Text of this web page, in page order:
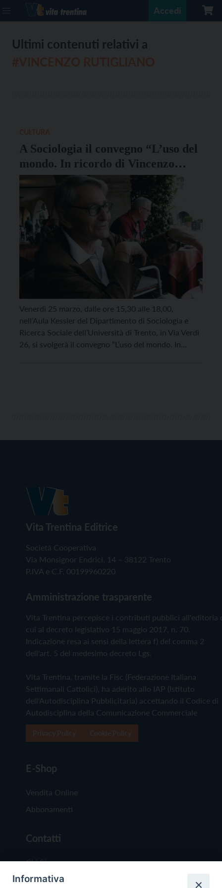
Accedi
Ultimi contenuti relativi a
A Sociologia il convegno “L’uso del
mondo. In ricordo di Vincenzo
Rutigliano”
Venerdì 25 marzo, dalle ore 15,30 alle 18,00,
nell’Aula Kessler del Dipartimento di Sociologia e
Ricerca Sociale dell’Università di Trento, in Via Verdi
26, si svolgerà il convegno “L’uso del mondo. In
Vita Trentina Editrice
Società Cooperativa
Via Monsignor Endrici, 14 – 38122 Trento
P.IVA e C.F. 00199960220
Amministrazione trasparente
Vita Trentina percepisce i contributi pubblici all'editoria
cui al decreto legislativo 15 maggio 2017, n. 70.
Indicazione resa ai sensi della lettera f) del comma 2
dell'art. 5 del medesimo decreto Lgs.
Vita Trentina, tramite la Fisc (Federazione Italiana
Settimanali Cattolici), ha aderito allo IAP (Istituto
dell'Autodisciplina Pubblicitaria) accettando il Codice di
Autodisciplina della Comunicazione Commerciale
E-Shop
Vendita Online
Abbonamenti
Contatti
Chi Siamo
Redazione
Informativa